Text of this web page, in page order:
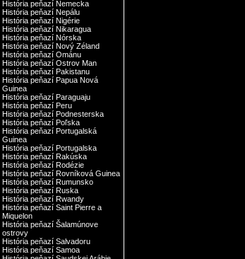
História peňazí Nemecka
História peňazí Nepálu
História peňazí Nigérie
História peňazí Nikaragua
História peňazí Nórska
História peňazí Nový Zéland
História peňazí Ománu
História peňazí Ostrov Man
História peňazí Pakistanu
História peňazí Papua Nová
Guinea
História peňazí Paraguaju
História peňazí Peru
História peňazí Podnesterska
História peňazí Poľska
História peňazí Portugalská
Guinea
História peňazí Portugalska
História peňazí Rakúska
História peňazí Rodézie
História peňazí Rovníková Guinea
História peňazí Rumunsko
História peňazí Ruska
História peňazí Rwandy
História peňazí Saint Pierre a
Miquelon
História peňazí Šalamúnove
ostrovy
História peňazí Salvadoru
História peňazí Samoa